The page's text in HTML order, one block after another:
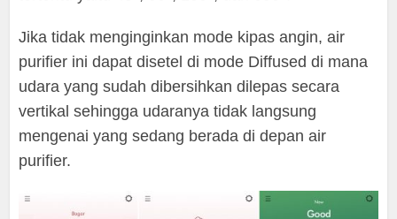
Jika tidak menginginkan mode kipas angin, air
purifier ini dapat disetel di mode Diffused di mana
udara yang sudah dibersihkan dilepas secara
vertikal sehingga udaranya tidak langsung
mengenai yang sedang berada di depan air
purifier.